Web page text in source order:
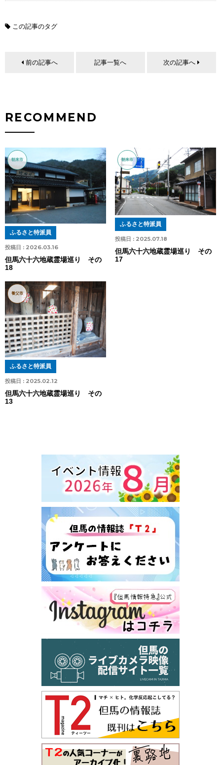
この記事のタグ
前の記事へ 記事一覧へ 次の記事へ
RECOMMEND
朝来市
投稿日 : 2026.03.16
ふるさと特派員
但馬六十六地蔵霊場巡り その
18
朝来市
投稿日 : 2025.07.18
ふるさと特派員
但馬六十六地蔵霊場巡り その
17
養父市
投稿日 : 2025.02.12
ふるさと特派員
但馬六十六地蔵霊場巡り その
13